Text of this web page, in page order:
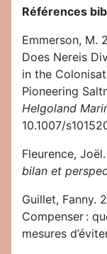
Références
Emmerson, M.
Does Nereis
in the
Pioneering
Helgoland
10.1007/
Fleurence,
bilan et
Guillet, Fanny.
Compenser :
mesures